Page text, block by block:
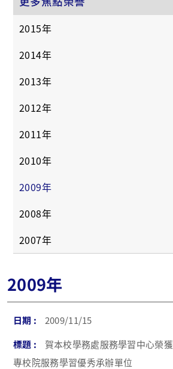
2015年
2014年
2013年
2012年
2011年
2010年
2009年
2008年
2007年
2009年
2009/11/15
賀本校學務處服務學習中心榮
專校院服務學習優秀承辦單位